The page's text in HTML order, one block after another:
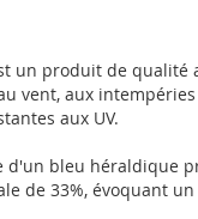
un produit de
vent, aux
aux UV.
d'un bleu héraldique
de 33%, évoquant